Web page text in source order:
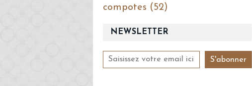
NEWSLETTER
compotes (52)